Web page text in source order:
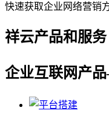
快速获取企业网络营销
祥云产品和服务
企业互联网产